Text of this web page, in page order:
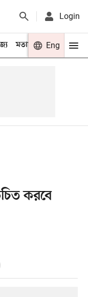
Login
মতামত খেলা
Eng
করবে